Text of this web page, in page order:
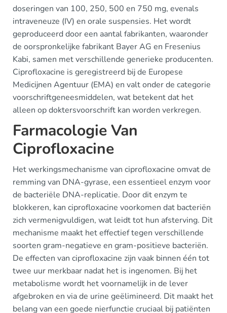
doseringen van 100, 250, 500 en 750 mg, evenals
intraveneuze (IV) en orale suspensies. Het wordt
geproduceerd door een aantal fabrikanten, waaronder
de oorspronkelijke fabrikant Bayer AG en Fresenius
Kabi, samen met verschillende generieke producenten.
Ciprofloxacine is geregistreerd bij de Europese
Medicijnen Agentuur (EMA) en valt onder de categorie
voorschriftgeneesmiddelen, wat betekent dat het
alleen op doktersvoorschrift kan worden verkregen.
Farmacologie Van
Ciprofloxacine
Het werkingsmechanisme van ciprofloxacine omvat de
remming van DNA-gyrase, een essentieel enzym voor
de bacteriële DNA-replicatie. Door dit enzym te
blokkeren, kan ciprofloxacine voorkomen dat bacteriën
zich vermenigvuldigen, wat leidt tot hun afsterving. Dit
mechanisme maakt het effectief tegen verschillende
soorten gram-negatieve en gram-positieve bacteriën.
De effecten van ciprofloxacine zijn vaak binnen één tot
twee uur merkbaar nadat het is ingenomen. Bij het
metabolisme wordt het voornamelijk in de lever
afgebroken en via de urine geëlimineerd. Dit maakt het
belang van een goede nierfunctie cruciaal bij patiënten